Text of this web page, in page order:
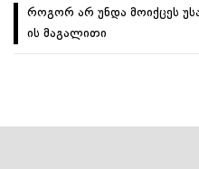
როგორ არ უნდა მოიქცეს
ის მაგალითი